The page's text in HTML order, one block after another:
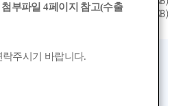
원사업 참여기업 모집 홍보 협조요청.pdf
(0KB)
첨부파일 4페이지 참고(수출
주시기 바랍니다.